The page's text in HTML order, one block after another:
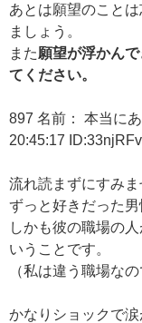
あとは願望のこと
ましょう。
また願望が浮かん
てください。
897 名前： 本当に
20:45:17
流れ読まずにすみま
ずっと好きだった男
しかも彼の職場の
いうことです。
（私は違う職場な
かなりショックで涙